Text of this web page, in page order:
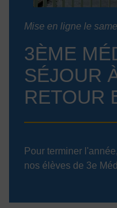
Mise en ligne le
3ÈME
SÉJOUR
RETOUR
Pour terminer
nos élèves de 3e